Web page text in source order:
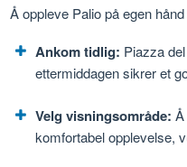
Å oppleve Palio på egen
Ankom tidlig: Piazza
ettermiddagen sikrer et
Velg visningsområde:
komfortabel opplevelse,